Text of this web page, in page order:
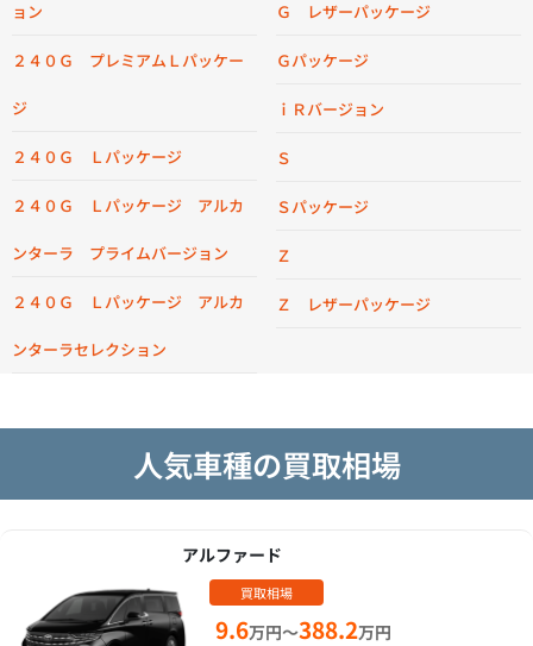
ョン
２４０Ｇ プレミアムＬパッケー
ジ
２４０Ｇ Ｌパッケージ
２４０Ｇ Ｌパッケージ アルカ
ンターラ プライムバージョン
２４０Ｇ Ｌパッケージ アルカ
ンターラセレクション
Ｇ レザーパッケージ
Ｇパッケージ
ｉＲバージョン
Ｓ
Ｓパッケージ
Ｚ
Ｚ レザーパッケージ
人気車種の買取相場
アルファード
買取相場
9.6万円～388.2万円